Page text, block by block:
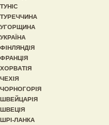
ТУНІС
ТУРЕЧЧИНА
УГОРЩИНА
УКРАЇНА
ФІНЛЯНДІЯ
ФРАНЦІЯ
ХОРВАТІЯ
ЧЕХІЯ
ЧОРНОГОРІЯ
ШВЕЙЦАРІЯ
ШВЕЦІЯ
ШРІ-ЛАНКА